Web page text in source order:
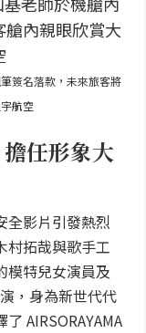
簽名落款，未來旅客將
航空
任形象大
全影片引發熱烈
村拓哉與歌手工
模特兒女演員及
，身為新世代代
AIRSORAYAMA